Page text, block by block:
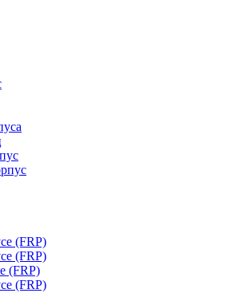
(FRP)
(FRP)
(FRP)
(FRP)